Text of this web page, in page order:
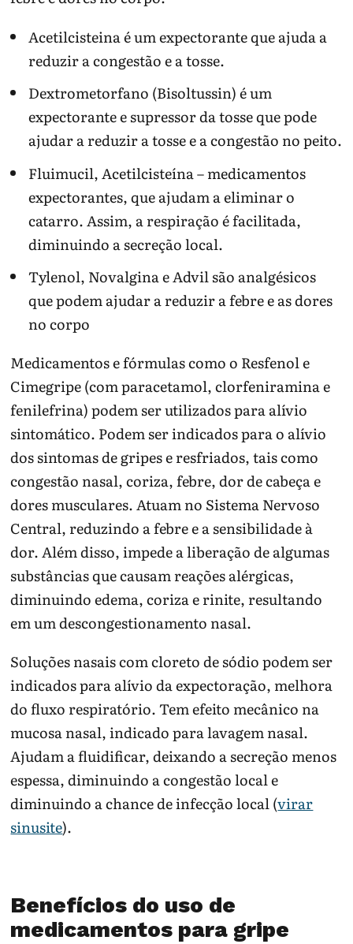
Acetilcisteina é um expectorante que ajuda a
reduzir a congestão e a tosse.
Dextrometorfano (Bisoltussin) é um
expectorante e supressor da tosse que pode
ajudar a reduzir a tosse e a congestão no peito.
Fluimucil, Acetilcisteína – medicamentos
expectorantes, que ajudam a eliminar o
catarro. Assim, a respiração é facilitada,
diminuindo a secreção local.
Tylenol, Novalgina e Advil são analgésicos
que podem ajudar a reduzir a febre e as dores
no corpo
Medicamentos e fórmulas como o Resfenol e
Cimegripe (com paracetamol, clorfeniramina e
fenilefrina) podem ser utilizados para alívio
sintomático. Podem ser indicados para o alívio
dos sintomas de gripes e resfriados, tais como
congestão nasal, coriza, febre, dor de cabeça e
dores musculares. Atuam no Sistema Nervoso
Central, reduzindo a febre e a sensibilidade à
dor. Além disso, impede a liberação de algumas
substâncias que causam reações alérgicas,
diminuindo edema, coriza e rinite, resultando
em um descongestionamento nasal.
Soluções nasais com cloreto de sódio podem ser
indicados para alívio da expectoração, melhora
do fluxo respiratório. Tem efeito mecânico na
mucosa nasal, indicado para lavagem nasal.
Ajudam a fluidificar, deixando a secreção menos
espessa, diminuindo a congestão local e
diminuindo a chance de infecção local (virar
sinusite).
Benefícios do uso de
medicamentos para gripe